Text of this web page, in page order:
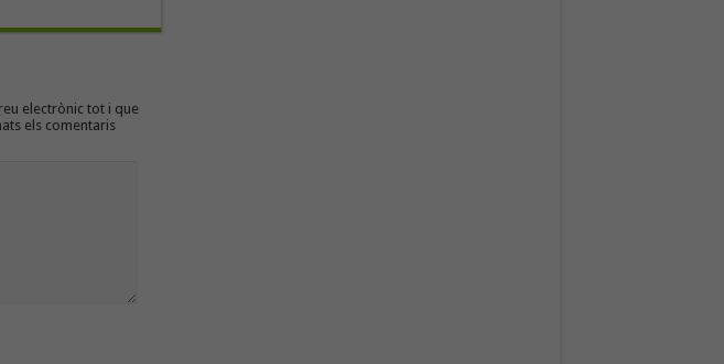
electrònic tot i que
els comentaris